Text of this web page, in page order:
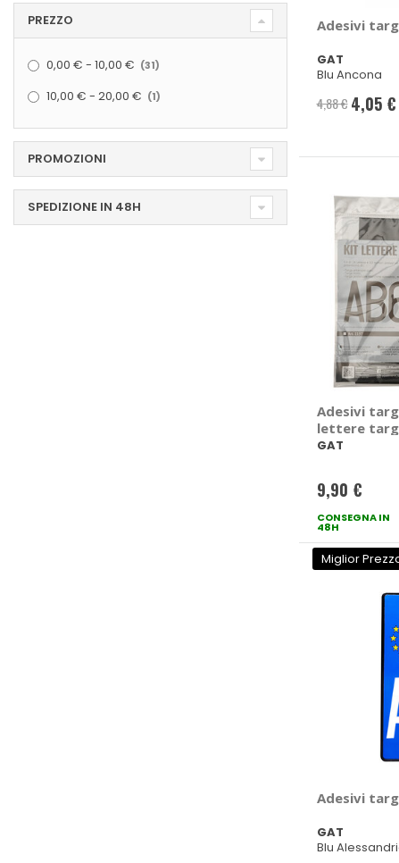
Adesivi
GAT
Blu Ancona
4,88 € Prezzo
4,05 €
Adesivi
lettere
agricoli - GAT
GAT
9,90 €
CONSEGNA IN
48H
Miglior
Adesivi
GAT
Blu
PREZZO
0,00 € - 10,00 € 31
10,00 € - 20,00 € 1
PROMOZIONI
SPEDIZIONE IN 48H